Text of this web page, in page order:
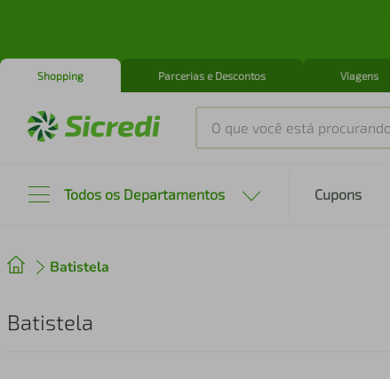
Shopping Parcerias e Descontos Viagens
O que você está procurando?
Todos os Departamentos Cupons
Batistela
Batistela